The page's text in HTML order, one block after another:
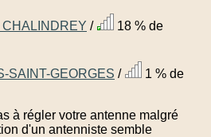
/
18 % de
SAINT-GEORGES /
1 % de
à régler votre antenne malgré
d'un antenniste semble